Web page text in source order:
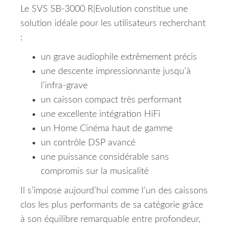
Le SVS SB-3000 R|Evolution constitue une
solution idéale pour les utilisateurs recherchant
:
un grave audiophile extrêmement précis
une descente impressionnante jusqu’à
l’infra-grave
un caisson compact très performant
une excellente intégration HiFi
un Home Cinéma haut de gamme
un contrôle DSP avancé
une puissance considérable sans
compromis sur la musicalité
Il s’impose aujourd’hui comme l’un des caissons
clos les plus performants de sa catégorie grâce
à son équilibre remarquable entre profondeur,